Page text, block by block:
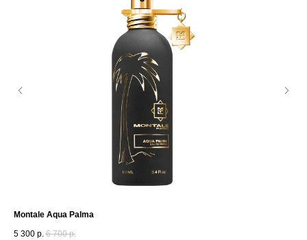
Montale Aqua Palma
5 300 р. 6 700 р.